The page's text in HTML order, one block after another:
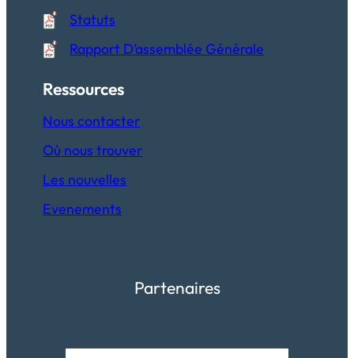
Statuts
Rapport D’assemblée Générale
Ressources
Nous contacter
Où nous trouver
Les nouvelles
Evenements
Partenaires